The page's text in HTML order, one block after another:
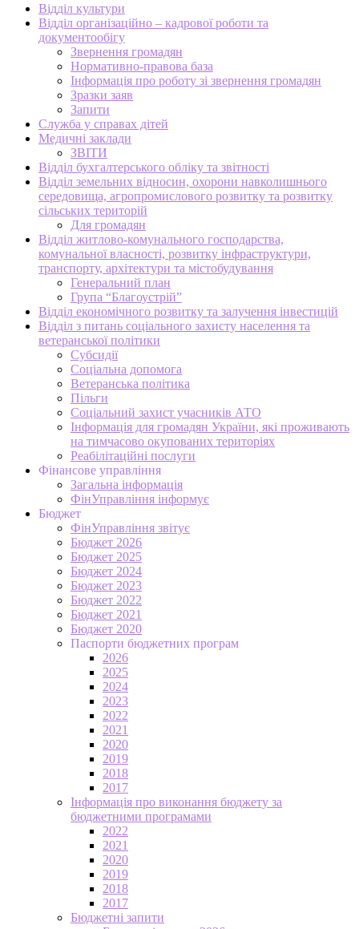
Відділ культури
Відділ організаційно – кадрової роботи та
документообігу
Звернення громадян
Нормативно-правова база
Інформація про роботу зі звернення громадян
Зразки заяв
Запити
Служба у справах дітей
Медичні заклади
ЗВІТИ
Відділ бухгалтерського обліку та звітності
Відділ земельних відносин, охорони навколишнього
середовища, агропромислового розвитку та розвитку
сільських територій
Для громадян
Відділ житлово-комунального господарства,
комунальної власності, розвитку інфраструктури,
транспорту, архітектури та містобудування
Генеральний план
Група “Благоустрій”
Відділ економічного розвитку та залучення інвестицій
Відділ з питань соціального захисту населення та
ветеранської політики
Субсидії
Соціальна допомога
Ветеранська політика
Пільги
Соціальний захист учасників АТО
Інформація для громадян України, які проживають
на тимчасово окупованих територіях
Реабілітаційні послуги
Фінансове управління
Загальна інформація
ФінУправління інформує
Бюджет
ФінУправління звітує
Бюджет 2026
Бюджет 2025
Бюджет 2024
Бюджет 2023
Бюджет 2022
Бюджет 2021
Бюджет 2020
Паспорти бюджетних програм
2026
2025
2024
2023
2022
2021
2020
2019
2018
2017
Інформація про виконання бюджету за
бюджетними програмами
2022
2021
2020
2019
2018
2017
Бюджетні запити